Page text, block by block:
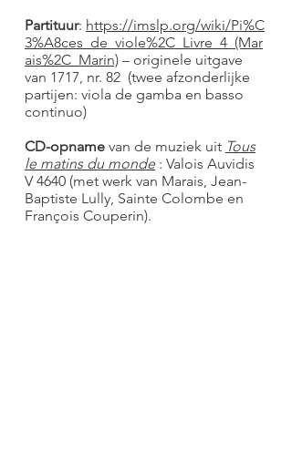
Partituur: https://imslp.org/wiki/Pi%C
3%A8ces_de_viole%2C_Livre_4_(Mar
ais%2C_Marin) – originele uitgave
van 1717, nr. 82 (twee afzonderlijke
partijen: viola de gamba en basso
continuo)
CD-opname van de muziek uit Tous
le matins du monde: Valois Auvidis
V 4640 (met werk van Marais, Jean-
Baptiste Lully, Sainte Colombe en
François Couperin).